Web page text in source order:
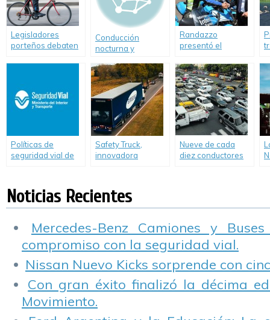
Legisladores
porteños debaten
celular o
auriculares
Conducción
nocturna y
Randazzo
presentó el
Seguridad Vial
“Verano 2015”
Políticas de
seguridad vial de
vidas en el tránsito
y son reconocidas
en la FIT
Safety Truck,
innovadora
Nueve de cada
diez conductores
Noticias Recientes
Mercedes-Benz Camiones y
compromiso con la seguridad vial.
Nissan Nuevo Kicks sorprende con
Con gran éxito finalizó la décima
Movimiento.